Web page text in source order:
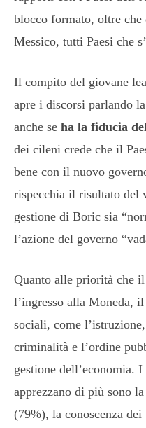
blocco formato, oltre
Messico, tutti Paesi che
Il compito del giovane
apre i discorsi parlando
anche se ha la fiducia
dei cileni crede che il
bene con il nuovo
rispecchia il risultato del
gestione di Boric sia
l’azione del governo
Quanto alle priorità che
l’ingresso alla Moneda,
sociali, come
criminalità e l’ordine
gestione dell’economia.
apprezzano di più sono
(79%), la conoscenza